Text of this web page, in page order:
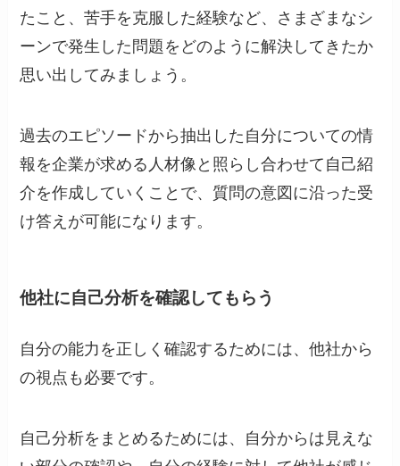
たこと、苦手を克服した経験など、さまざまなシ
ーンで発生した問題をどのように解決してきたか
思い出してみましょう。
過去のエピソードから抽出した自分についての情
報を企業が求める人材像と照らし合わせて自己紹
介を作成していくことで、質問の意図に沿った受
け答えが可能になります。
他社に自己分析を確認してもらう
自分の能力を正しく確認するためには、他社から
の視点も必要です。
自己分析をまとめるためには、自分からは見えな